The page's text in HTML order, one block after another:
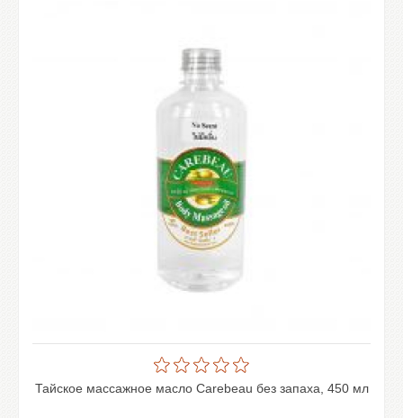
Тайское массажное масло Carebeau без запаха, 450 мл